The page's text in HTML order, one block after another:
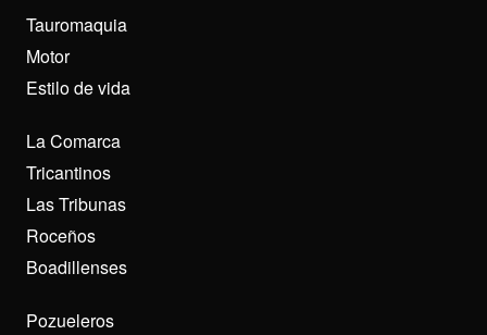
Tauromaquia
Motor
Estilo de vida
La Comarca
Tricantinos
Las Tribunas
Roceños
Boadillenses
Pozueleros